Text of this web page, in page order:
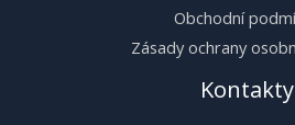
Obchodní
Zásady ochrany
Kontakty